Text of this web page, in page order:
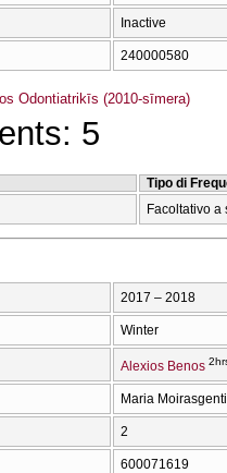
Inactive
240000580
Odontiatrikīs (2010-sīmera)
5
Tipo di
Facoltativo a
2017 – 2018
Winter
Alexios Benos
Maria Moirasgenti
2
600071619